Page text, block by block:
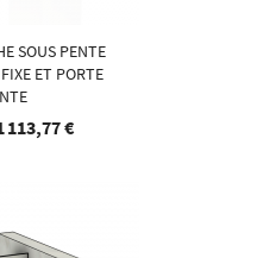
SOUS PENTE
ET PORTE
113,77 €